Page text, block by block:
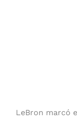
LeBron marcó